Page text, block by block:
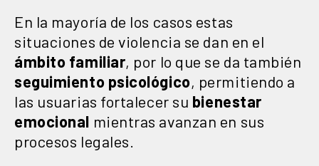
En la mayoría de los casos estas
situaciones de violencia se dan en el
ámbito familiar, por lo que se da también
seguimiento psicológico, permitiendo a
las usuarias fortalecer su bienestar
emocional mientras avanzan en sus
procesos legales.